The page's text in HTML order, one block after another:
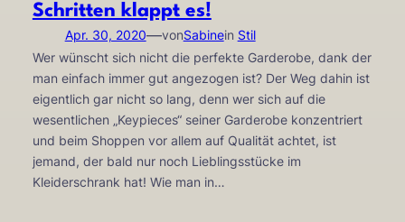
Schritten klappt es!
Apr. 30, 2020—vonSabinein Stil
Wer wünscht sich nicht die perfekte Garderobe, dank der
man einfach immer gut angezogen ist? Der Weg dahin ist
eigentlich gar nicht so lang, denn wer sich auf die
wesentlichen „Keypieces“ seiner Garderobe konzentriert
und beim Shoppen vor allem auf Qualität achtet, ist
jemand, der bald nur noch Lieblingsstücke im
Kleiderschrank hat! Wie man in…